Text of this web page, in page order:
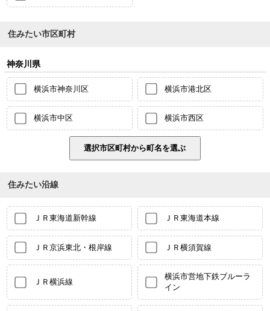
住みたい市区町村
神奈川県
横浜市神奈川区 横浜市港北区
横浜市中区 横浜市西区
住みたい沿線
ＪＲ東海道新幹線 ＪＲ東海道本線
ＪＲ京浜東北・根岸線 ＪＲ横須賀線
ＪＲ横浜線
横浜市営地下鉄ブルーラ
イン